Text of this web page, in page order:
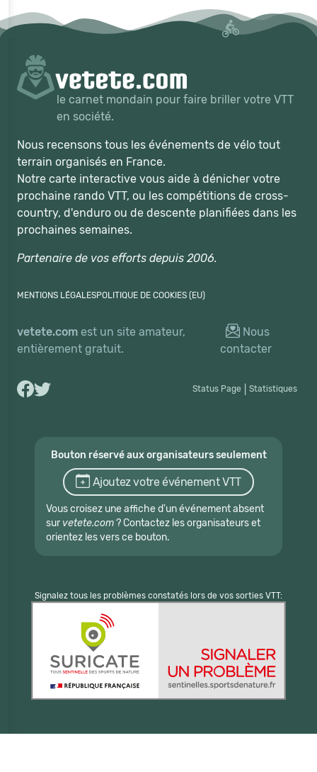
le carnet mondain pour faire briller votre VTT
en société.
Nous recensons tous les événements de vélo tout
terrain organisés en France.
Notre carte interactive vous aide à dénicher votre
prochaine rando VTT, ou les compétitions de cross-
country, d'enduro ou de descente planifiées dans les
prochaines semaines.
Partenaire de vos efforts depuis 2006.
MENTIONS LÉGALESPOLITIQUE DE COOKIES (EU)
vetete.com est un site amateur,
entièrement gratuit.
Nous
contacter
Status Page Statistiques
Bouton réservé aux organisateurs seulement
Ajoutez votre événement VTT
Vous croisez une affiche d'un événement absent
sur vetete.com? Contactez les organisateurs et
orientez les vers ce bouton.
Signalez tous les problèmes constatés lors de vos sorties VTT: